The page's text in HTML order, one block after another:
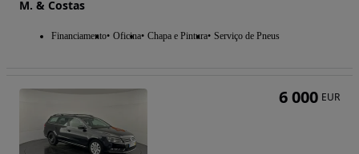
M. & Costas
Financiamento Oficina Chapa e Pintura Serviço de Pneus
6 000 EUR